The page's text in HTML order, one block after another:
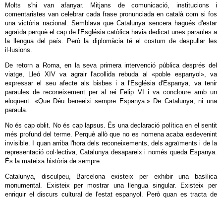
Molts s'hi van afanyar. Mitjans de comunicació, institucions i
comentaristes van celebrar cada frase pronunciada en català com si fos
una victòria nacional. Semblava que Catalunya sencera hagués d'estar
agraïda perquè el cap de l'Església catòlica havia dedicat unes paraules a
la llengua del país. Però la diplomàcia té el costum de despullar les
il·lusions.
De retorn a Roma, en la seva primera intervenció pública després del
viatge, Lleó XIV va agrair l'acollida rebuda al «poble espanyol», va
expressar el seu afecte als bisbes i a l'Església d'Espanya, va tenir
paraules de reconeixement per al rei Felip VI i va concloure amb un
eloqüent: «Que Déu beneeixi sempre Espanya.» De Catalunya, ni una
paraula.
No és cap oblit. No és cap lapsus. És una declaració política en el sentit
més profund del terme. Perquè allò que no es nomena acaba esdevenint
invisible. I quan arriba l'hora dels reconeixements, dels agraïments i de la
representació col·lectiva, Catalunya desapareix i només queda Espanya.
És la mateixa història de sempre.
Catalunya, disculpeu, Barcelona existeix per exhibir una basílica
monumental. Existeix per mostrar una llengua singular. Existeix per
enriquir el discurs cultural de l'estat espanyol. Però quan es tracta de